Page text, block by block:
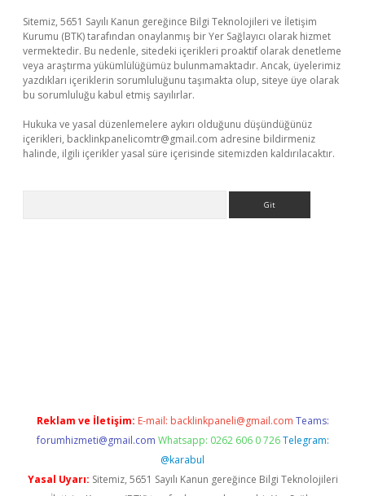
Sitemiz, 5651 Sayılı Kanun gereğince Bilgi Teknolojileri ve İletişim
Kurumu (BTK) tarafından onaylanmış bir Yer Sağlayıcı olarak hizmet
vermektedir. Bu nedenle, sitedeki içerikleri proaktif olarak denetleme
veya araştırma yükümlülüğümüz bulunmamaktadır. Ancak, üyelerimiz
yazdıkları içeriklerin sorumluluğunu taşımakta olup, siteye üye olarak
bu sorumluluğu kabul etmiş sayılırlar.
Hukuka ve yasal düzenlemelere aykırı olduğunu düşündüğünüz
içerikleri, backlinkpanelicomtr@gmail.com adresine bildirmeniz
halinde, ilgili içerikler yasal süre içerisinde sitemizden kaldırılacaktır.
Reklam ve İletişim: E-mail: backlinkpaneli@gmail.com Teams:
forumhizmeti@gmail.com Whatsapp: 0262 606 0 726 Telegram:
@karabul
Yasal Uyarı: Sitemiz, 5651 Sayılı Kanun gereğince Bilgi Teknolojileri